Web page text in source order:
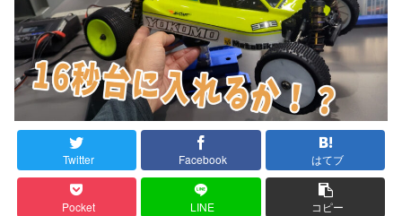
Twitter Facebook はてブ
Pocket LINE コピー